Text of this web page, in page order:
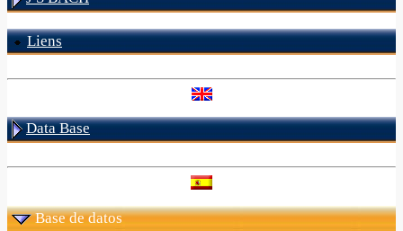
Liens
Data Base
Base de datos